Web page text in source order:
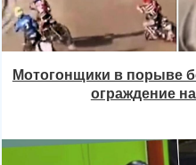
Мотогонщики в порыве
ограждение